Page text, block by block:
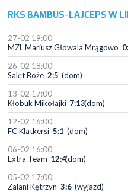
RKS BAMBUS-LAJCEPS W
27-02 19:00
MZL Mariusz Głowala Mrągowo
26-02 18:00
Salęt Boże 2:5 (dom)
13-02 17:00
Kłobuk Mikołajki 7:13(dom)
12-02 16:00
FC Klatkersi 5:1 (dom)
06-02 16:00
Extra Team 12:4(dom)
05-02 17:00
Zalani Kętrzyn 3:6 (wyjazd)